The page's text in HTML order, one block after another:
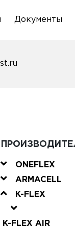
Документы
ONEFLEX
ARMACELL
K-FLEX
K-FLEX AIR